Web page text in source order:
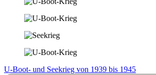
U-Boot- und Seekrieg von 1939 bis 1945